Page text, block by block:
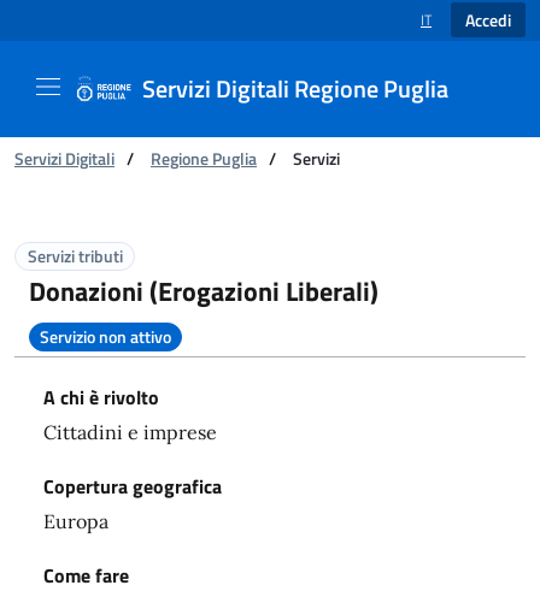
SELEZIONE
IT Accedi
Servizi Digitali Regione Puglia
Ti trovi in:
Servizi Digitali / Regione Puglia / Servizi
Servizi tributi
Donazioni (Erogazioni Liberali)
Servizio non attivo
A chi è rivolto
Cittadini e imprese
Copertura geografica
Europa
Come fare